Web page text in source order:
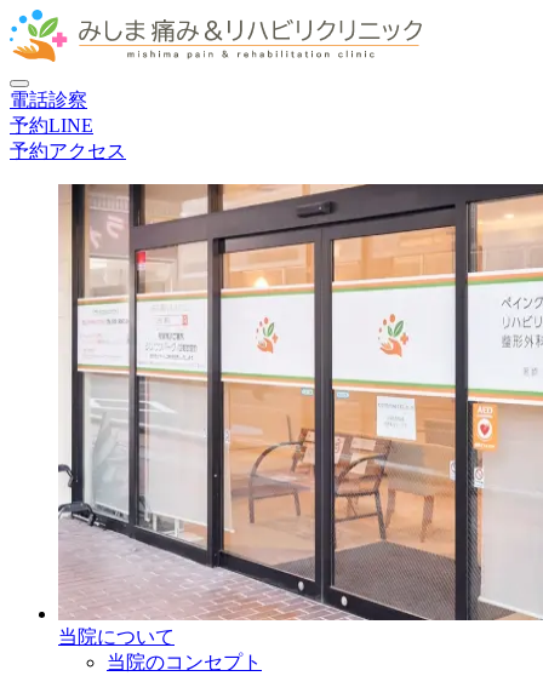
電話診察
予約LINE
予約アクセス
当院について
当院のコンセプト